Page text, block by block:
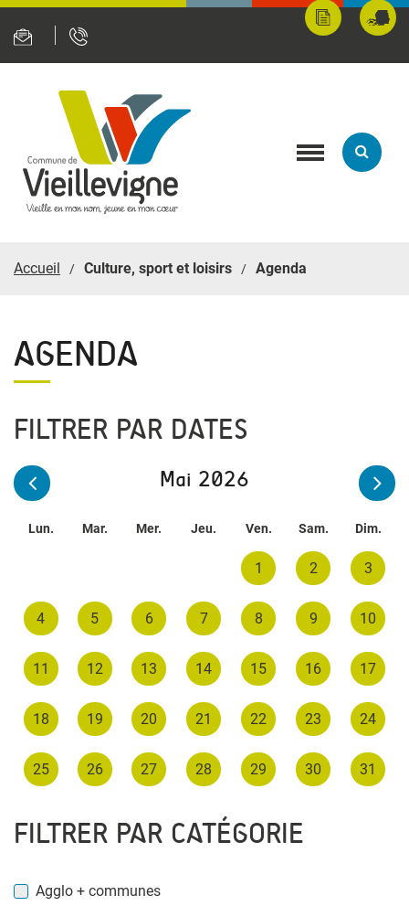
Mes
démarches
Toggle
Accueil Culture, sport et loisirs Agenda
AGENDA
FILTRER PAR DATES
Mai 2026
Lun. Mar. Mer. Jeu. Ven. Sam. Dim.
1 2 3
4 5 6 7 8 9 10
11 12 13 14 15 16 17
18 19 20 21 22 23 24
25 26 27 28 29 30 31
FILTRER PAR CATÉGORIE
Agglo + communes
Panneau de gestion des cookies